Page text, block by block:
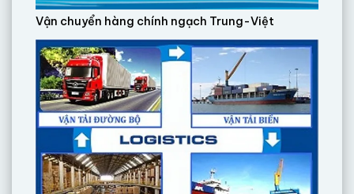
Vận chuyển hàng chính ngạch Trung-Việt